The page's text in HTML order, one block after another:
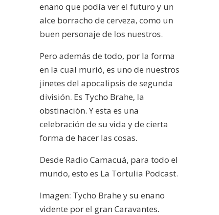
enano que podía ver el futuro y un
alce borracho de cerveza, como un
buen personaje de los nuestros.
Pero además de todo, por la forma
en la cual murió, es uno de nuestros
jinetes del apocalipsis de segunda
división. Es Tycho Brahe, la
obstinación. Y esta es una
celebración de su vida y de cierta
forma de hacer las cosas.
Desde Radio Camacuá, para todo el
mundo, esto es La Tortulia Podcast.
Imagen: Tycho Brahe y su enano
vidente por el gran Caravantes.